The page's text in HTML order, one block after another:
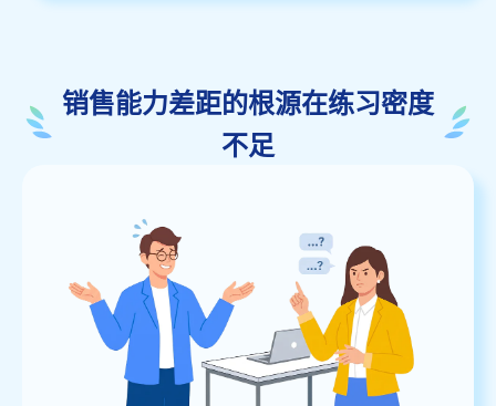
销售能力差距的根源在练习密度
不足